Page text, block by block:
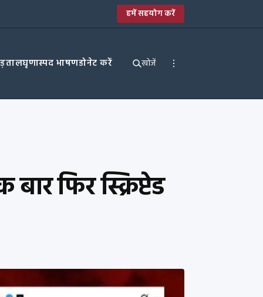
हमें सहयोग करें
घृणास्पद भाषणडोनेट करें खोजें
फिर स्क्रिप्टेड